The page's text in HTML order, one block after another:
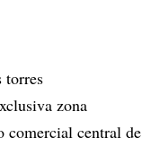
torres
zona
comercial central de